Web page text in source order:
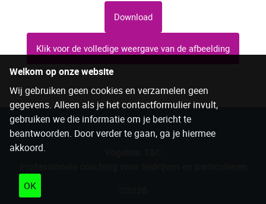
Download
Klik voor de volledige weergave van de afbeelding
Welkom op onze website
Wij gebruiken geen cookies en verzamelen geen
gegevens. Alleen als je het contactformulier invult,
gebruiken we die informatie om je bericht te
beantwoorden. Door verder te gaan, ga je hiermee
akkoord.
OK